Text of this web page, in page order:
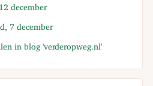
december
7 december
in blog 'verderopweg.nl'